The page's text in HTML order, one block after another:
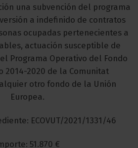
una subvención del programa
a indefinido de contratos
ocupadas pertenecientes a
actuación susceptible de
Programa Operativo del Fondo
2014-2020 de la Comunitat
otro fondo de la Unión
Europea.
ECOVUT/2021/1331/46
51.870 €